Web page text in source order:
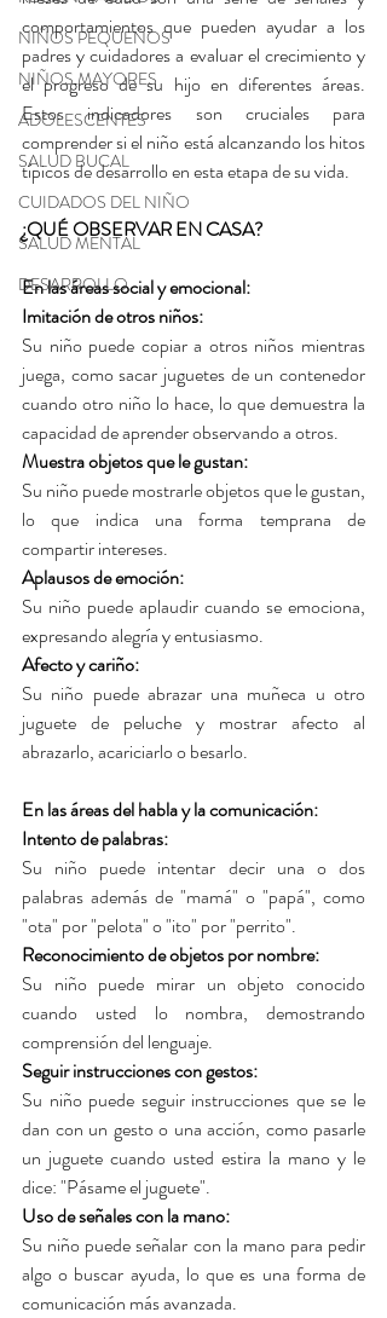
NIÑOS PEQUEÑOS
NIÑOS MAYORES
ADOLESCENTES
SALUD BUCAL
CUIDADOS DEL NIÑO
SALUD MENTAL
DESARROLLO
comportamientos que pueden ayudar a los
padres y cuidadores a evaluar el crecimiento y
el progreso de su hijo en diferentes áreas.
Estos indicadores son cruciales para
comprender si el niño está alcanzando los hitos
típicos de desarrollo en esta etapa de su vida.
¿QUÉ OBSERVAR EN CASA?
En las áreas social y emocional:
Imitación de otros niños:
Su niño puede copiar a otros niños mientras
juega, como sacar juguetes de un contenedor
cuando otro niño lo hace, lo que demuestra la
capacidad de aprender observando a otros.
Muestra objetos que le gustan:
Su niño puede mostrarle objetos que le gustan,
lo que indica una forma temprana de
compartir intereses.
Aplausos de emoción:
Su niño puede aplaudir cuando se emociona,
expresando alegría y entusiasmo.
Afecto y cariño:
Su niño puede abrazar una muñeca u otro
juguete de peluche y mostrar afecto al
abrazarlo, acariciarlo o besarlo.
En las áreas del habla y la comunicación:
Intento de palabras:
Su niño puede intentar decir una o dos
palabras además de "mamá" o "papá", como
"ota" por "pelota" o "ito" por "perrito".
Reconocimiento de objetos por nombre:
Su niño puede mirar un objeto conocido
cuando usted lo nombra, demostrando
comprensión del lenguaje.
Seguir instrucciones con gestos:
Su niño puede seguir instrucciones que se le
dan con un gesto o una acción, como pasarle
un juguete cuando usted estira la mano y le
dice: "Pásame el juguete".
Uso de señales con la mano:
Su niño puede señalar con la mano para pedir
algo o buscar ayuda, lo que es una forma de
comunicación más avanzada.